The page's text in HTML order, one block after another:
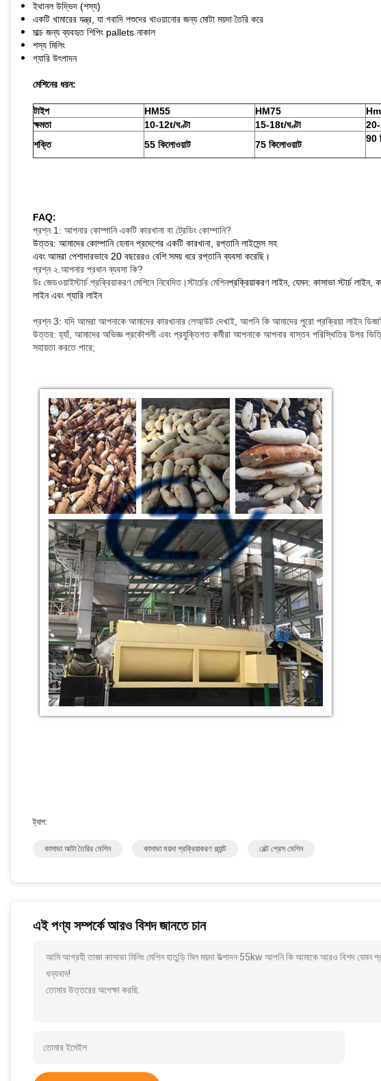
ইথানল উদ্ভিদ (শস্য)
একটি খামারের যন্ত্র, যা গবাদি পশুদের খাওয়ানোর জন্য মোটা ময়দা তৈরি করে
মাল্চ জন্য ব্যবহৃত শিপিং pallets নাকাল
শস্য মিলিং
গ্যারি উৎপাদন
মেশিনের ধরন:
টাইপ HM55 HM75
ক্ষমতা
10-12t/ঘণ্টা 15-18t/ঘণ্টা
20-
শক্তি
55 কিলোওয়াট 75 কিলোওয়াট
90
FAQ:
প্রশ্ন 1: আপনার কোম্পানি একটি কারখানা বা ট্রেডিং কোম্পানি?
উত্তর: আমাদের কোম্পানি হেনান প্রদেশের একটি কারখানা, রপ্তানি লাইসেন্স সহ
এবং আমরা পেশাদারভাবে 20 বছরেরও বেশি সময় ধরে রপ্তানি ব্যবসা করেছি।
প্রশ্ন ২.আপনার প্রধান ব্যবসা কি?
উঃ জেডওয়াইস্টার্চ প্রক্রিয়াকরণ মেশিনে নিবেদিত।স্টার্চের মেশিনপ্রক্রিয়াকরণ লাইন, যেমন: কাসাভা স্টার্চ
লাইন এবং গ্যারি লাইন
প্রশ্ন 3: যদি আমরা আপনাকে আমাদের কারখানার লেআউট দেখাই, আপনি কি আমাদের পুরো প্রক্রিয়া লাইন
উত্তর: হ্যাঁ, আমাদের অভিজ্ঞ প্রকৌশলী এবং প্রযুক্তিগত কর্মীরা আপনাকে আপনার বাস্তব পরিস্থিতির উপর
সহায়তা করতে পারে;
ট্যাগ:
কাসাভা আটা তৈরির মেশিন কাসাভা ময়দা প্রক্রিয়াকরণ প্ল্যান্ট বেল্ট প্রেস মেশিন
এই পণ্য সম্পর্কে আরও বিশদ জানতে চান
আমি আগ্রহী তাজা কাসাভা মিলিং মেশিন হাতুড়ি মিল ময়দা উত্পাদন 55kw আপনি কি আমাকে আরও বিশদ যেমন
ধন্যবাদ!
তোমার উত্তরের অপেক্ষা করছি.